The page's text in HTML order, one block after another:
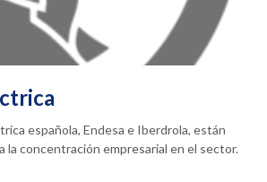
española, Endesa e Iberdrola, están
concentración empresarial en el sector.